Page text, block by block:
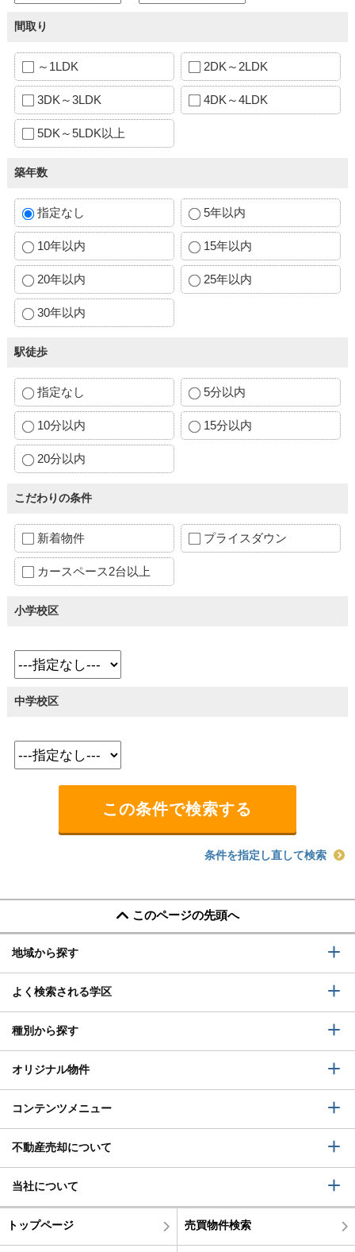
間取り
～1LDK 2DK～2LDK
3DK～3LDK 4DK～4LDK
5DK～5LDK以上
築年数
指定なし 5年以内
10年以内 15年以内
20年以内 25年以内
30年以内
駅徒歩
指定なし 5分以内
10分以内 15分以内
20分以内
こだわりの条件
新着物件 プライスダウン
カースペース2台以上
小学校区
中学校区
条件を指定し直して検索
このページの先頭へ
地域から探す
よく検索される学区
種別から探す
オリジナル物件
コンテンツメニュー
不動産売却について
当社について
トップページ 売買物件検索